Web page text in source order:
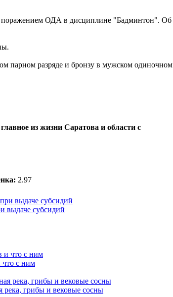
поражением ОДА в дисциплине "Бадминтон". Об
парном разряде и бронзу в мужском одиночном
из жизни Саратова и области с
2.97
выдаче субсидий
что с ним
река, грибы и вековые сосны